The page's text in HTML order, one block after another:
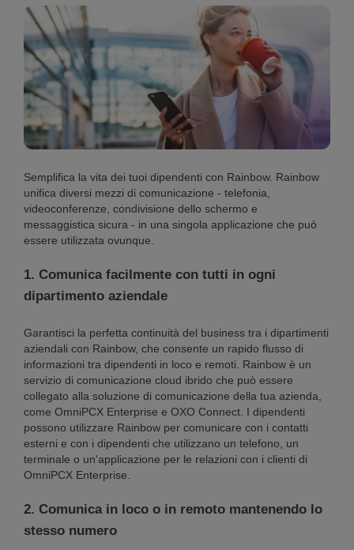
Semplifica la vita dei tuoi dipendenti con Rainbow. Rainbow
unifica diversi mezzi di comunicazione - telefonia,
videoconferenze, condivisione dello schermo e
messaggistica sicura - in una singola applicazione che può
essere utilizzata ovunque.
1. Comunica facilmente con tutti in ogni
dipartimento aziendale
Garantisci la perfetta continuità del business tra i dipartimenti
aziendali con Rainbow, che consente un rapido flusso di
informazioni tra dipendenti in loco e remoti. Rainbow è un
servizio di comunicazione cloud ibrido che può essere
collegato alla soluzione di comunicazione della tua azienda,
come OmniPCX Enterprise e OXO Connect. I dipendenti
possono utilizzare Rainbow per comunicare con i contatti
esterni e con i dipendenti che utilizzano un telefono, un
terminale o un'applicazione per le relazioni con i clienti di
OmniPCX Enterprise.
2. Comunica in loco o in remoto mantenendo lo
stesso numero